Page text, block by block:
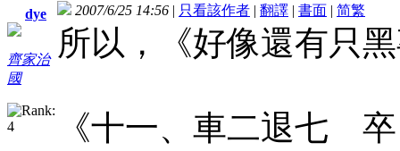
dye
齊家治
國
2007/6/25 14:56 | 只看該作者 | 翻譯 | 書面 | 简繁
所以，《好像還有
《十一、車二退七